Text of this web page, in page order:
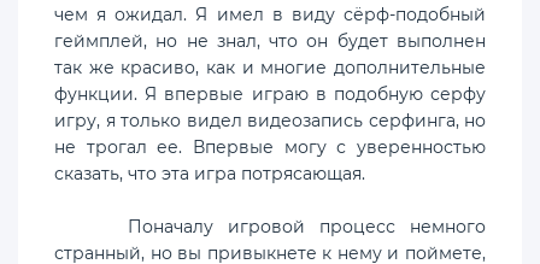
чем я ожидал. Я имел в виду сёрф-подобный
геймплей, но не знал, что он будет выполнен
так же красиво, как и многие дополнительные
функции. Я впервые играю в подобную серфу
игру, я только видел видеозапись серфинга, но
не трогал ее. Впервые могу с уверенностью
сказать, что эта игра потрясающая.
Поначалу игровой процесс немного
странный, но вы привыкнете к нему и поймете,